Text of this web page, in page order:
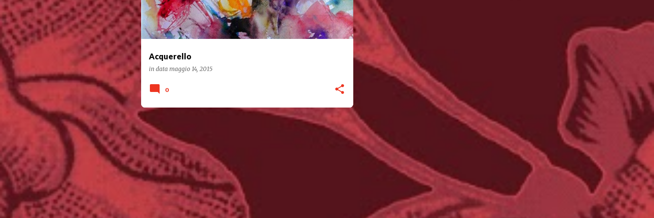
Acquerello
in data maggio 14, 2015
0